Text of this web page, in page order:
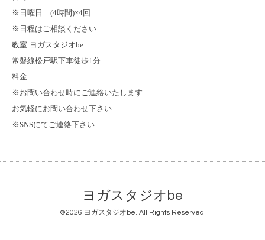
※日曜日 (4時間)×4回
※日程はご相談ください
教室:ヨガスタジオbe
常磐線松戸駅下車徒歩1分
料金
※お問い合わせ時にご連絡いたします
お気軽にお問い合わせ下さい
※SNSにてご連絡下さい
ヨガスタジオbe
©2026 ヨガスタジオbe. All Rights Reserved.